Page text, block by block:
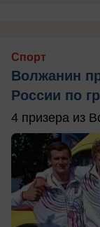
Спорт
Волжанин
России по
4 призера из